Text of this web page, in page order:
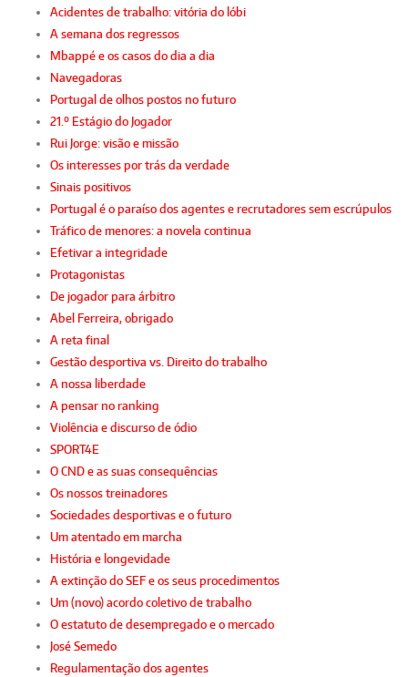
Acidentes de trabalho: vitória do lóbi
A semana dos regressos
Mbappé e os casos do dia a dia
Navegadoras
Portugal de olhos postos no futuro
21.º Estágio do Jogador
Rui Jorge: visão e missão
Os interesses por trás da verdade
Sinais positivos
Portugal é o paraíso dos agentes e recrutadores sem escrúpulos
Tráfico de menores: a novela continua
Efetivar a integridade
Protagonistas
De jogador para árbitro
Abel Ferreira, obrigado
A reta final
Gestão desportiva vs. Direito do trabalho
A nossa liberdade
A pensar no ranking
Violência e discurso de ódio
SPORT4E
O CND e as suas consequências
Os nossos treinadores
Sociedades desportivas e o futuro
Um atentado em marcha
História e longevidade
A extinção do SEF e os seus procedimentos
Um (novo) acordo coletivo de trabalho
O estatuto de desempregado e o mercado
José Semedo
Regulamentação dos agentes